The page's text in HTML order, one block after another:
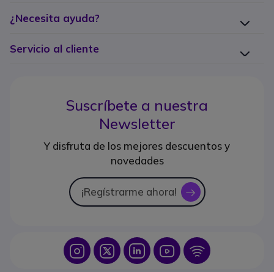
¿Necesita ayuda?
Servicio al cliente
Suscríbete a nuestra
Newsletter
Y disfruta de los mejores descuentos y
novedades
¡Regístrarme ahora! icon
Icon IconIcon Icon Icon